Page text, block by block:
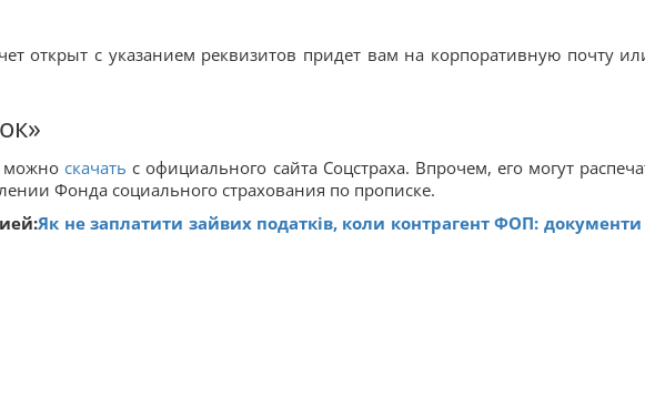
открыт с указанием реквизитов придет вам на корпоративную почту
можноскачать с официального сайта Соцстраха. Впрочем, его могут
Фонда социального страхования по прописке.
Як не заплатити зайвих податків, коли контрагент ФОП: